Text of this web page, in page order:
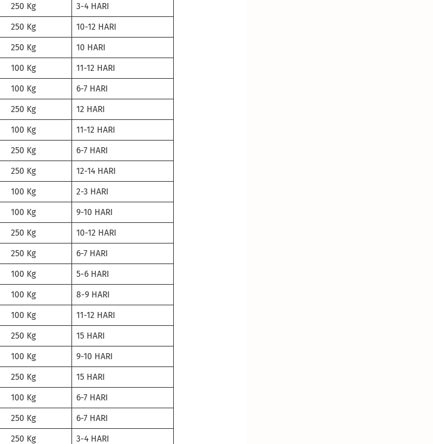
250 Kg
3-4 HARI
250 Kg
10-12 HARI
250 Kg
10 HARI
100 Kg
11-12 HARI
100 Kg
6-7 HARI
250 Kg
12 HARI
100 Kg
11-12 HARI
250 Kg
6-7 HARI
250 Kg
12-14 HARI
100 Kg
2-3 HARI
100 Kg
9-10 HARI
250 Kg
10-12 HARI
250 Kg
6-7 HARI
100 Kg
5-6 HARI
100 Kg
8-9 HARI
100 Kg
11-12 HARI
250 Kg
15 HARI
100 Kg
9-10 HARI
250 Kg
15 HARI
100 Kg
6-7 HARI
250 Kg
6-7 HARI
250 Kg 3-4 HARI